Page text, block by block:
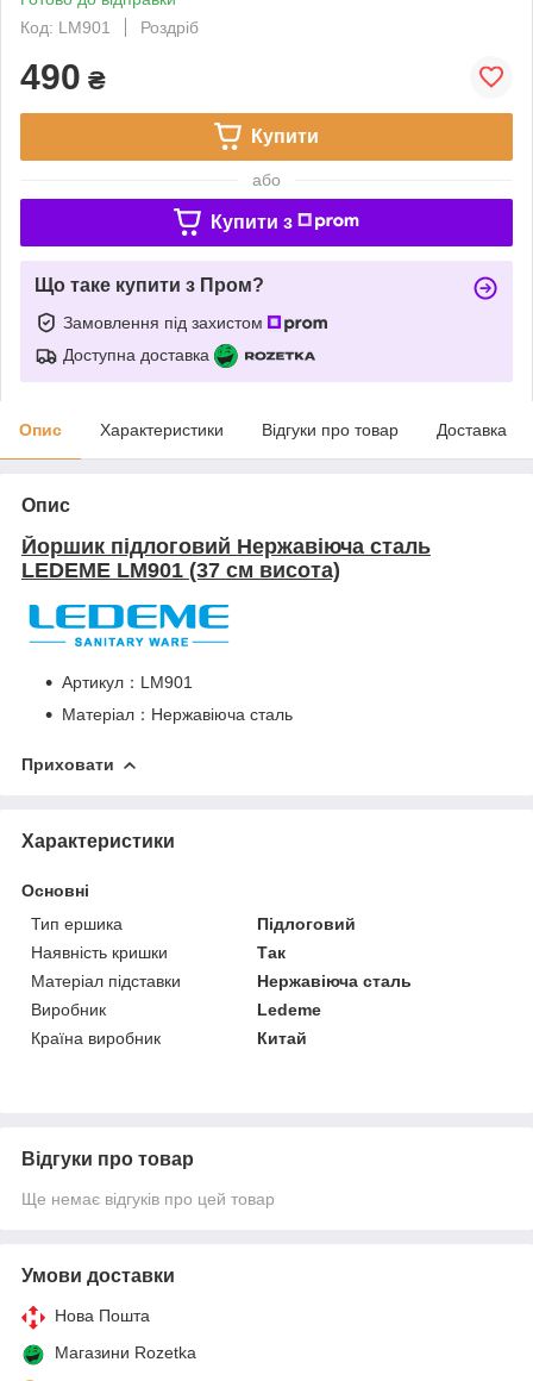
Код: LM901
Роздріб
490 ₴
Купити
або
Купити з
Що таке купити з Пром?
Замовлення під захистом
Доступна доставка
Опис Характеристики Відгуки про товар Доставка
Опис
Йоршик підлоговий Нержавіюча сталь
LEDEME LM901 (37 см висота)
Артикул：LM901
Матеріал：Нержавіюча сталь
Приховати
Характеристики
Основні
Тип ершика
Підлоговий
Наявність кришки
Так
Матеріал підставки
Нержавіюча сталь
Виробник
Ledeme
Країна виробник
Китай
Відгуки про товар
Ще немає відгуків про цей товар
Умови доставки
Нова Пошта
Магазини Rozetka